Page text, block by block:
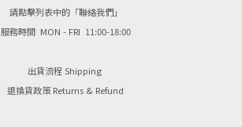
請點擊列表中的「聯絡我們」
服務時間 MON - FRI 11:00-18:00
出貨流程 Shipping
退換貨政策 Returns & Refund